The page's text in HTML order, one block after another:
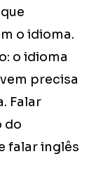
o idioma.
o idioma
precisa
Falar
do
falar inglês